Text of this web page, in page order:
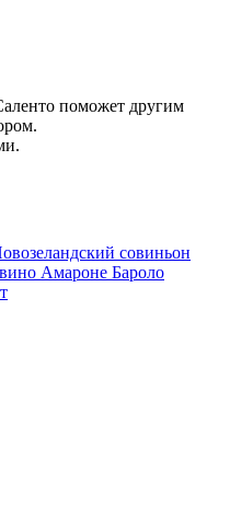
поможет другим
совиньон
Амароне Бароло